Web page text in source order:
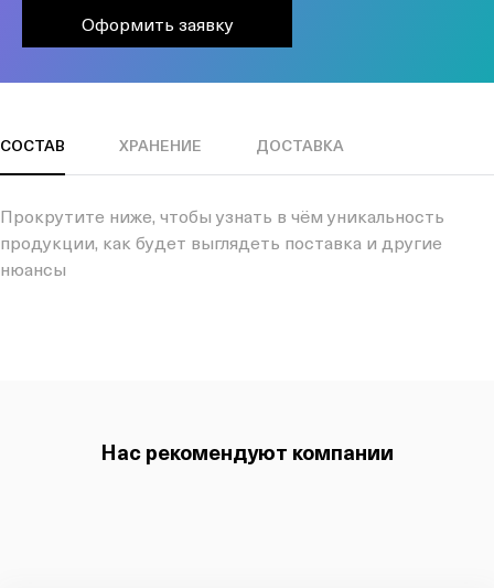
Оформить заявку
СОСТАВ ХРАНЕНИЕ ДОСТАВКА
Прокрутите ниже, чтобы узнать в чём уникальность
продукции, как будет выглядеть поставка и другие
нюансы
Нас рекомендуют компании